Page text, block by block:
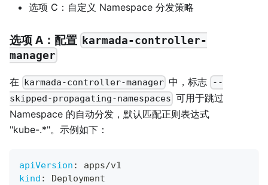
选项 C：自定义 Namespace 分发策略
选项 A：配置 karmada-controller-
manager
在 karmada-controller-manager 中，标志
--
skipped-propagating-namespaces 可用于跳过
Namespace 的自动分发，默认匹配正则表达式
"kube-.*"。示例如下：
apiVersion :
apps/v1
kind :
Deployment